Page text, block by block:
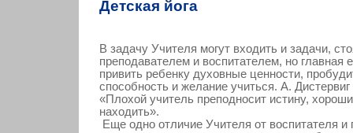
Детская йога
В задачу Учителя могут входить и задачи,
преподавателем и воспитателем, но главная
привить ребенку духовные ценности,
способность и желание учиться. А.
«Плохой учитель преподносит истину,
находить».
Еще одно отличие Учителя от воспитателя и